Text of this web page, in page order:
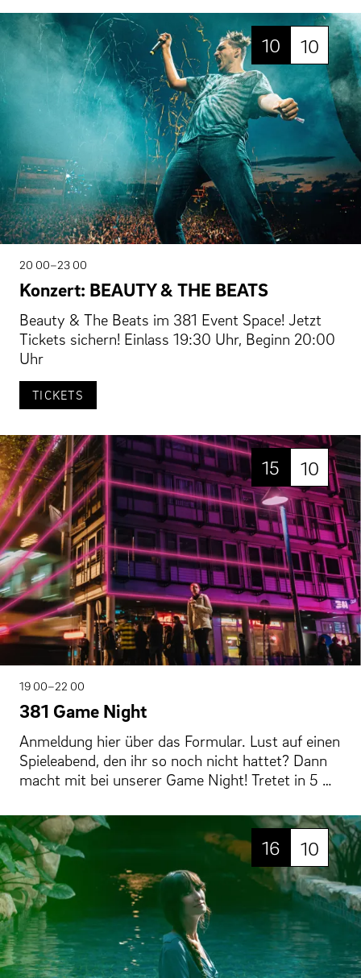
10 10
20 00–23 00
Konzert: BEAUTY & THE BEATS
Beauty & The Beats im 381 Event Space! Jetzt
Tickets sichern! Einlass 19:30 Uhr, Beginn 20:00
Uhr
TICKETS
15 10
19 00–22 00
381 Game Night
Anmeldung hier über das Formular. Lust auf einen
Spieleabend, den ihr so noch nicht hattet? Dann
macht mit bei unserer Game Night! Tretet in 5 …
16 10